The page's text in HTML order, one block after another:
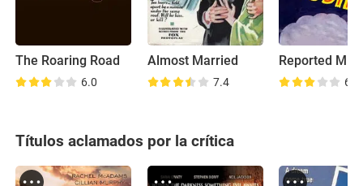
The Roaring Road
6.0
Almost Married
7.4
Reported
6.4
Títulos aclamados por la crítica